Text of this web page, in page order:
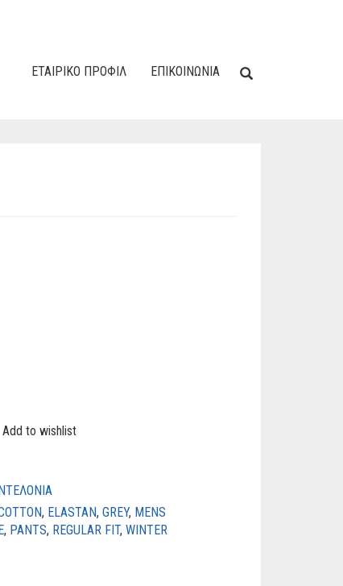
ΕΤΑΙΡΙΚΌ ΠΡΟΦΊΛ ΕΠΙΚΟΙΝΩΝΙΑ
Add to wishlist
, ELASTAN, GREY, MENS
, PANTS, REGULAR FIT, WINTER